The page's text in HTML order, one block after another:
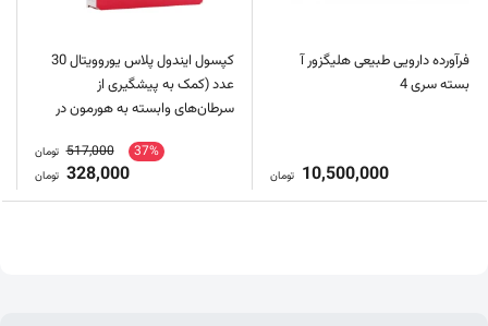
فرآورده دارویی طبیعی هلیگزور آ
بسته سری 4
10,500,000 تومان
کپسول ایندول پلاس یوروویتال 30
عدد (کمک به پیشگیری از
سرطان‌های وابسته به هورمون در
37%
517,000 تومان
328,000 تومان